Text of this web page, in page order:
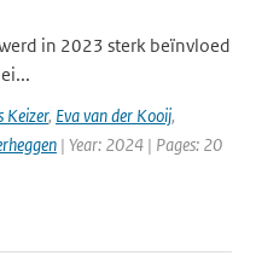
in 2023 sterk beïnvloed
Keizer, Eva van der Kooij,
| Year: 2024 | Pages: 20